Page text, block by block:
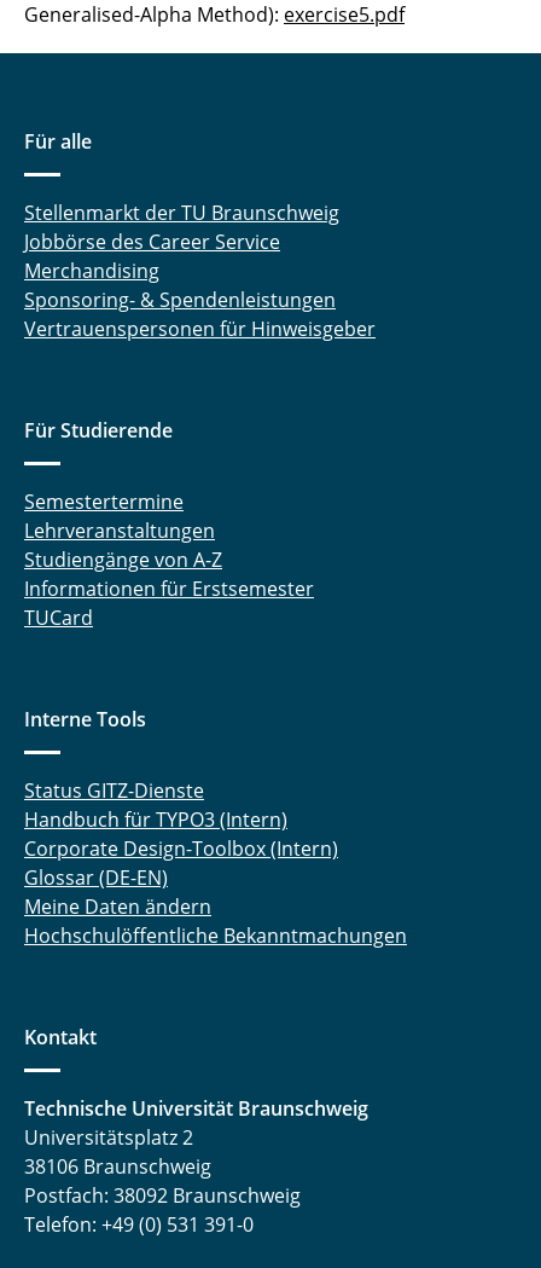
Generalised-Alpha Method): exercise5.pdf
Für alle
Stellenmarkt der TU Braunschweig
Jobbörse des Career Service
Merchandising
Sponsoring- & Spendenleistungen
Vertrauenspersonen für Hinweisgeber
Für Studierende
Semestertermine
Lehrveranstaltungen
Studiengänge von A-Z
Informationen für Erstsemester
TUCard
Interne Tools
Status GITZ-Dienste
Handbuch für TYPO3 (Intern)
Corporate Design-Toolbox (Intern)
Glossar (DE-EN)
Meine Daten ändern
Hochschulöffentliche Bekanntmachungen
Kontakt
Technische Universität Braunschweig
Universitätsplatz 2
38106 Braunschweig
Postfach: 38092 Braunschweig
Telefon: +49 (0) 531 391-0